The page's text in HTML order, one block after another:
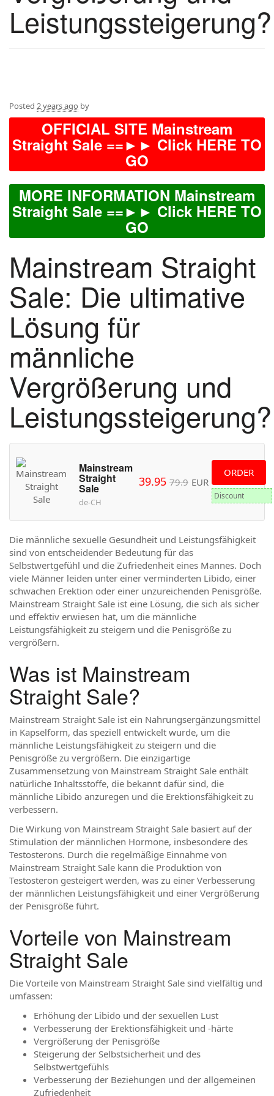
Leistungssteigerung?
Posted 2 years ago by
OFFICIAL SITE Mainstream
Straight Sale ==►► Click HERE TO
GO
MORE INFORMATION Mainstream
Straight Sale ==►► Click HERE TO
GO
Mainstream Straight
Sale: Die ultimative
Lösung für
männliche
Vergrößerung und
Leistungssteigerung?
Mainstream
Straight
Sale
de-CH
39.95 79.9 EUR
ORDER
Discount
Die männliche sexuelle Gesundheit und Leistungsfähigkeit
sind von entscheidender Bedeutung für das
Selbstwertgefühl und die Zufriedenheit eines Mannes. Doch
viele Männer leiden unter einer verminderten Libido, einer
schwachen Erektion oder einer unzureichenden Penisgröße.
Mainstream Straight Sale ist eine Lösung, die sich als sicher
und effektiv erwiesen hat, um die männliche
Leistungsfähigkeit zu steigern und die Penisgröße zu
vergrößern.
Was ist Mainstream
Straight Sale?
Mainstream Straight Sale ist ein Nahrungsergänzungsmittel
in Kapselform, das speziell entwickelt wurde, um die
männliche Leistungsfähigkeit zu steigern und die
Penisgröße zu vergrößern. Die einzigartige
Zusammensetzung von Mainstream Straight Sale enthält
natürliche Inhaltsstoffe, die bekannt dafür sind, die
männliche Libido anzuregen und die Erektionsfähigkeit zu
verbessern.
Die Wirkung von Mainstream Straight Sale basiert auf der
Stimulation der männlichen Hormone, insbesondere des
Testosterons. Durch die regelmäßige Einnahme von
Mainstream Straight Sale kann die Produktion von
Testosteron gesteigert werden, was zu einer Verbesserung
der männlichen Leistungsfähigkeit und einer Vergrößerung
der Penisgröße führt.
Vorteile von Mainstream
Straight Sale
Die Vorteile von Mainstream Straight Sale sind vielfältig und
umfassen:
Erhöhung der Libido und der sexuellen Lust
Verbesserung der Erektionsfähigkeit und -härte
Vergrößerung der Penisgröße
Steigerung der Selbstsicherheit und des
Selbstwertgefühls
Verbesserung der Beziehungen und der allgemeinen
Zufriedenheit